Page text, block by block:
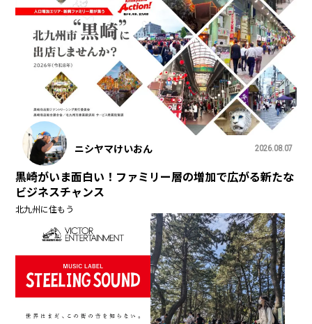
ニシヤマけいおん 2026.08.07
黒崎がいま面白い！ファミリー層の増加で広がる新たな
ビジネスチャンス
北九州に住もう